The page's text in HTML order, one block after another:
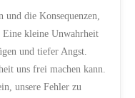
und die Konsequenzen,
Eine kleine Unwahrheit
und tiefer Angst.
uns frei machen kann.
unsere Fehler zu